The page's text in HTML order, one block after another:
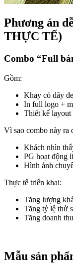
Phương án
THỰC TẾ)
Combo “Full
Gồm:
Khay có dây
In full logo +
Thiết kế layout
Vì sao combo này ra
Khách nhìn
PG hoạt động
Hình ảnh
Thực tế triển khai:
Tăng lượng
Tăng tỷ lệ thử
Tăng doanh
Mẫu sản